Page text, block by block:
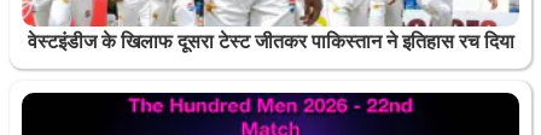
वेस्टइंडीज के खिलाफ दूसरा टेस्ट जीतकर पाकिस्तान ने इतिहास रच दिया